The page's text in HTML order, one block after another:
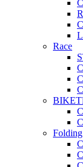
Race